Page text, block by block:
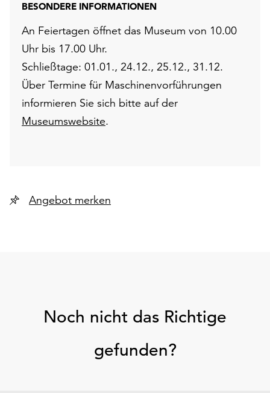
BESONDERE INFORMATIONEN
An Feiertagen öffnet das Museum von 10.00
Uhr bis 17.00 Uhr.
Schließtage: 01.01., 24.12., 25.12., 31.12.
Über Termine für Maschinenvorführungen
informieren Sie sich bitte auf der
Museumswebsite.
Angebot merken
Noch nicht das Richtige
gefunden?